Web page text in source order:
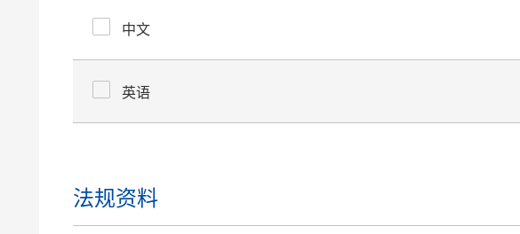
中文
英语
法规资料